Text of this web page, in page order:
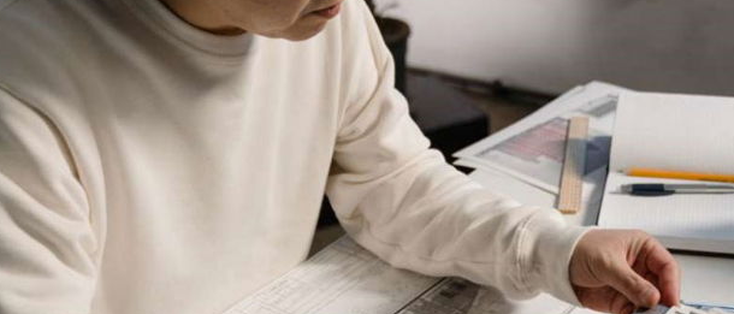
Interactive
Portfolio
Interactive
Horizontal